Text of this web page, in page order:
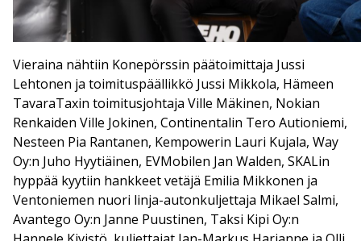
Vieraina nähtiin Konepörssin päätoimittaja Jussi
Lehtonen ja toimituspäällikkö Jussi Mikkola, Hämeen
TavaraTaxin toimitusjohtaja Ville Mäkinen, Nokian
Renkaiden Ville Jokinen, Continentalin Tero Autioniemi,
Nesteen Pia Rantanen, Kempowerin Lauri Kujala, Way
Oy:n Juho Hyytiäinen, EVMobilen Jan Walden, SKALin
hyppää kyytiin hankkeet vetäjä Emilia Mikkonen ja
Ventoniemen nuori linja-autonkuljettaja Mikael Salmi,
Avantego Oy:n Janne Puustinen, Taksi Kipi Oy:n